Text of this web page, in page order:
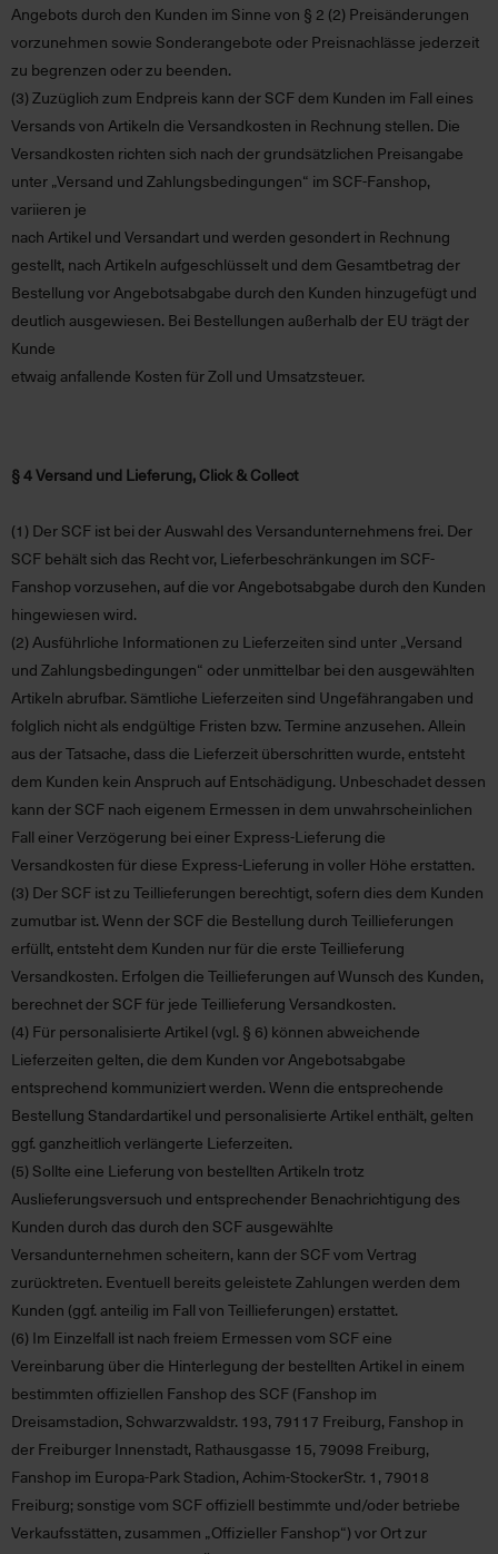
Angebots durch den Kunden im Sinne von § 2 (2) Preisänderungen
vorzunehmen sowie Sonderangebote oder Preisnachlässe jederzeit
zu begrenzen oder zu beenden.
(3)Zuzüglich zum Endpreis kann der SCF dem Kunden im Fall eines
Versands von Artikeln die Versandkosten in Rechnung stellen. Die
Versandkosten richten sich nach der grundsätzlichen Preisangabe
unter „Versand und Zahlungsbedingungen“ im SCF-Fanshop,
variieren je
nach Artikel und Versandart und werden gesondert in Rechnung
gestellt, nach Artikeln aufgeschlüsselt und dem Gesamtbetrag der
Bestellung vor Angebotsabgabe durch den Kunden hinzugefügt und
deutlich ausgewiesen. Bei Bestellungen außerhalb der EU trägt der
Kunde
etwaig anfallende Kosten für Zoll und Umsatzsteuer.
§ 4 Versand und Lieferung, Click & Collect
(1) Der SCF ist bei der Auswahl des Versandunternehmens frei. Der
SCF behält sich das Recht vor, Lieferbeschränkungen im SCF-
Fanshop vorzusehen, auf die vor Angebotsabgabe durch den Kunden
hingewiesen wird.
(2)Ausführliche Informationen zu Lieferzeiten sind unter „Versand
und Zahlungsbedingungen“ oder unmittelbar bei den ausgewählten
Artikeln abrufbar. Sämtliche Lieferzeiten sind Ungefährangaben und
folglich nicht als endgültige Fristen bzw. Termine anzusehen. Allein
aus der Tatsache, dass die Lieferzeit überschritten wurde, entsteht
dem Kunden kein Anspruch auf Entschädigung. Unbeschadet dessen
kann der SCF nach eigenem Ermessen in dem unwahrscheinlichen
Fall einer Verzögerung bei einer Express-Lieferung die
Versandkosten für diese Express-Lieferung in voller Höhe erstatten.
(3) Der SCF ist zu Teillieferungen berechtigt, sofern dies dem Kunden
zumutbar ist. Wenn der SCF die Bestellung durch Teillieferungen
erfüllt, entsteht dem Kunden nur für die erste Teillieferung
Versandkosten. Erfolgen die Teillieferungen auf Wunsch des Kunden,
berechnet der SCF für jede Teillieferung Versandkosten.
(4) Für personalisierte Artikel (vgl. § 6) können abweichende
Lieferzeiten gelten, die dem Kunden vor Angebotsabgabe
entsprechend kommuniziert werden. Wenn die entsprechende
Bestellung Standardartikel und personalisierte Artikel enthält, gelten
ggf. ganzheitlich verlängerte Lieferzeiten.
(5) Sollte eine Lieferung von bestellten Artikeln trotz
Auslieferungsversuch und entsprechender Benachrichtigung des
Kunden durch das durch den SCF ausgewählte
Versandunternehmen scheitern, kann der SCF vom Vertrag
zurücktreten. Eventuell bereits geleistete Zahlungen werden dem
Kunden (ggf. anteilig im Fall von Teillieferungen) erstattet.
(6) Im Einzelfall ist nach freiem Ermessen vom SCF eine
Vereinbarung über die Hinterlegung der bestellten Artikel in einem
bestimmten offiziellen Fanshop des SCF (Fanshop im
Dreisamstadion, Schwarzwaldstr. 193, 79117 Freiburg, Fanshop in
der Freiburger Innenstadt, Rathausgasse 15, 79098 Freiburg,
Fanshop im Europa-Park Stadion, Achim-StockerStr. 1, 79018
Freiburg; sonstige vom SCF offiziell bestimmte und/oder betriebe
Verkaufsstätten, zusammen „Offizieller Fanshop“) vor Ort zur